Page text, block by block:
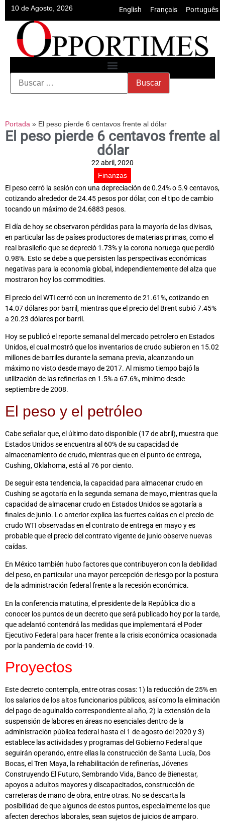
10 de Agosto, 2026 English Français Português
Portada » El peso pierde 6 centavos frente al dólar
El peso pierde 6 centavos frente al
dólar
22 abril, 2020
Finanzas
El peso cerró la sesión con una depreciación de 0.24% o 5.9 centavos,
cotizando alrededor de 24.45 pesos por dólar, con el tipo de cambio
tocando un máximo de 24.6883 pesos.
El día de hoy se observaron pérdidas para la mayoría de las divisas,
en particular las de países productores de materias primas, como el
real brasileño que se depreció 1.73% y la corona noruega que perdió
0.98%. Esto se debe a que persisten las perspectivas económicas
negativas para la economía global, independientemente del alza que
mostraron hoy los commodities.
El precio del WTI cerró con un incremento de 21.61%, cotizando en
14.07 dólares por barril, mientras que el precio del Brent subió 7.45%
a 20.23 dólares por barril.
Hoy se publicó el reporte semanal del mercado petrolero en Estados
Unidos, el cual mostró que los inventarios de crudo subieron en 15.02
millones de barriles durante la semana previa, alcanzando un
máximo no visto desde mayo de 2017. Al mismo tiempo bajó la
utilización de las refinerías en 1.5% a 67.6%, mínimo desde
septiembre de 2008.
El peso y el petróleo
Cabe señalar que, el último dato disponible (17 de abril), muestra que
Estados Unidos se encuentra al 60% de su capacidad de
almacenamiento de crudo, mientras que en el punto de entrega,
Cushing, Oklahoma, está al 76 por ciento.
De seguir esta tendencia, la capacidad para almacenar crudo en
Cushing se agotaría en la segunda semana de mayo, mientras que la
capacidad de almacenar crudo en Estados Unidos se agotaría a
finales de junio. Lo anterior explica las fuertes caídas en el precio de
crudo WTI observadas en el contrato de entrega en mayo y es
probable que el precio del contrato vigente de junio observe nuevas
caídas.
En México también hubo factores que contribuyeron con la debilidad
del peso, en particular una mayor percepción de riesgo por la postura
de la administración federal frente a la recesión económica.
En la conferencia matutina, el presidente de la República dio a
conocer los puntos de un decreto que será publicado hoy por la tarde,
que adelantó contendrá las medidas que implementará el Poder
Ejecutivo Federal para hacer frente a la crisis económica ocasionada
por la pandemia de covid-19.
Proyectos
Este decreto contempla, entre otras cosas: 1) la reducción de 25% en
los salarios de los altos funcionarios públicos, así como la eliminación
del pago de aguinaldo correspondiente al año, 2) la extensión de la
suspensión de labores en áreas no esenciales dentro de la
administración pública federal hasta el 1 de agosto del 2020 y 3)
establece las actividades y programas del Gobierno Federal que
seguirán operando, entre ellas la construcción de Santa Lucía, Dos
Bocas, el Tren Maya, la rehabilitación de refinerías, Jóvenes
Construyendo El Futuro, Sembrando Vida, Banco de Bienestar,
apoyos a adultos mayores y discapacitados, construcción de
carreteras de mano de obra, entre otras. No se descarta la
posibilidad de que algunos de estos puntos, especialmente los que
afecten derechos laborales, sean sujetos de juicios de amparo.